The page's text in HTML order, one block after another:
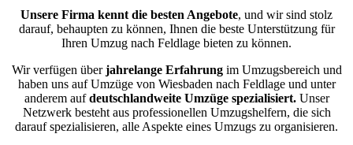
Unsere Firma kennt die besten Angebote, und wir sind stolz
darauf, behaupten zu können, Ihnen die beste Unterstützung für
Ihren Umzug nach Feldlage bieten zu können.
Wir verfügen überjahrelange Erfahrungim Umzugsbereich und
haben uns auf Umzüge von Wiesbaden nach Feldlage und unter
anderem aufdeutschlandweite Umzüge spezialisiert.Unser
Netzwerk besteht aus professionellen Umzugshelfern, die sich
darauf spezialisieren, alle Aspekte eines Umzugs zu organisieren.